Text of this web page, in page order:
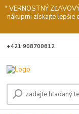
* VERNOSTNÝ
nákupmi získajte lepšie
+421 908700612